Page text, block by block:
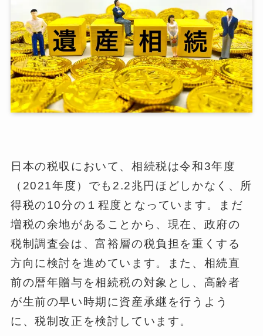
日本の税収において、相続税は令和3年度
（2021年度）でも2.2兆円ほどしかなく、所
得税の10分の１程度となっています。まだ
増税の余地があることから、現在、政府の
税制調査会は、富裕層の税負担を重くする
方向に検討を進めています。また、相続直
前の暦年贈与を相続税の対象とし、高齢者
が生前の早い時期に資産承継を行うよう
に、税制改正を検討しています。